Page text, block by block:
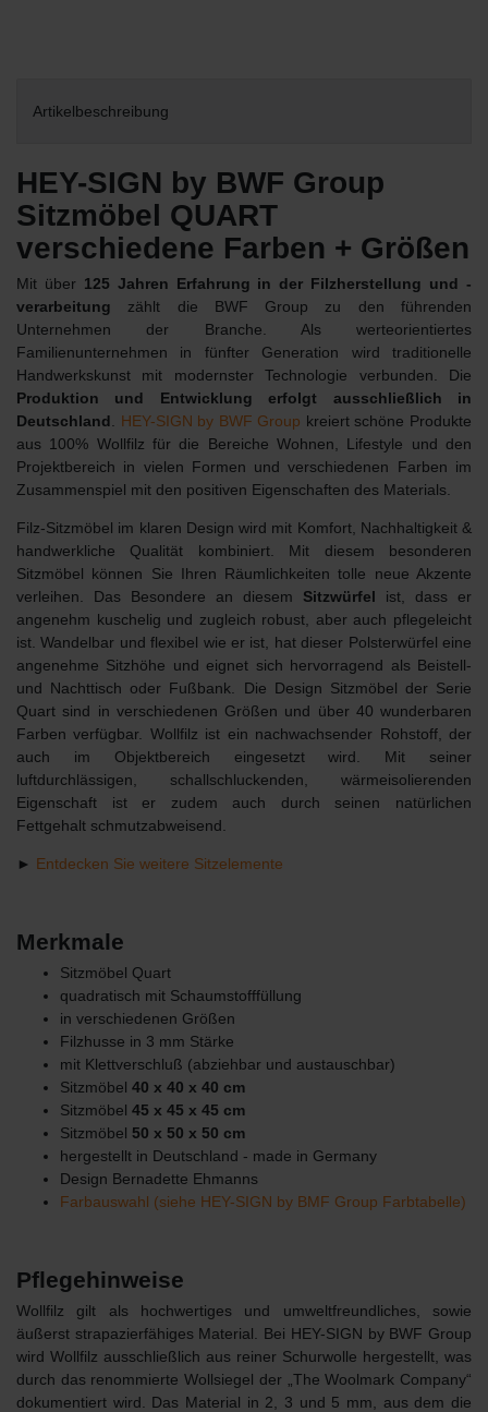
Artikelbeschreibung
HEY-SIGN by BWF Group
Sitzmöbel QUART
verschiedene Farben + Größen
Mit über 125 Jahren Erfahrung in der Filzherstellung und -
verarbeitung zählt die BWF Group zu den führenden
Unternehmen der Branche. Als werteorientiertes
Familienunternehmen in fünfter Generation wird traditionelle
Handwerkskunst mit modernster Technologie verbunden. Die
Produktion und Entwicklung erfolgt ausschließlich in
Deutschland
HEY-SIGN by BWF Group kreiert schöne Produkte
aus 100% Wollfilz für die Bereiche Wohnen, Lifestyle und den
Projektbereich in vielen Formen und verschiedenen Farben im
Zusammenspiel mit den positiven Eigenschaften des Materials.
Filz-Sitzmöbel im klaren Design wird mit Komfort, Nachhaltigkeit &
handwerkliche Qualität kombiniert. Mit diesem besonderen
Sitzmöbel können Sie Ihren Räumlichkeiten tolle neue Akzente
verleihen. Das Besondere an diesem Sitzwürfel ist, dass er
angenehm kuschelig und zugleich robust, aber auch pflegeleicht
ist. Wandelbar und flexibel wie er ist, hat dieser Polsterwürfel eine
angenehme Sitzhöhe und eignet sich hervorragend als Beistell-
und Nachttisch oder Fußbank. Die Design Sitzmöbel der Serie
Quart sind in verschiedenen Größen und über 40 wunderbaren
Farben verfügbar. Wollfilz ist ein nachwachsender Rohstoff, der
auch im Objektbereich eingesetzt wird. Mit seiner
luftdurchlässigen, schallschluckenden, wärmeisolierenden
Eigenschaft ist er zudem auch durch seinen natürlichen
Fettgehalt schmutzabweisend.
► Entdecken Sie weitere Sitzelemente
Merkmale
Sitzmöbel Quart
quadratisch mit Schaumstofffüllung
in verschiedenen Größen
Filzhusse in 3 mm Stärke
mit Klettverschluß (abziehbar und austauschbar)
Sitzmöbel 40 x 40 x 40 cm
Sitzmöbel 45 x 45 x 45 cm
Sitzmöbel 50 x 50 x 50 cm
hergestellt in Deutschland - made in Germany
Design Bernadette Ehmanns
Farbauswahl (siehe HEY-SIGN by BMF Group Farbtabelle)
Pflegehinweise
Wollfilz gilt als hochwertiges und umweltfreundliches, sowie
äußerst strapazierfähiges Material. Bei HEY-SIGN by BWF Group
wird Wollfilz ausschließlich aus reiner Schurwolle hergestellt, was
durch das renommierte Wollsiegel der „The Woolmark Company“
dokumentiert wird. Das Material in 2, 3 und 5 mm, aus dem die